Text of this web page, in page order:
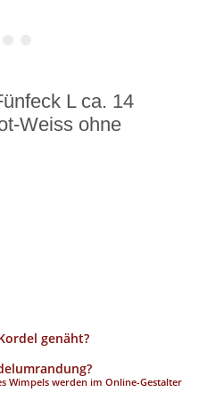
L ca. 14
Weiss ohne
genäht?
Wimpels werden im Online-Gestalter